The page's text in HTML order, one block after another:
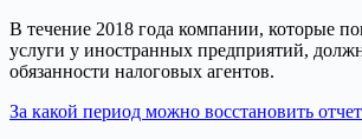
В течение 2018 года компании, которые
услуги у иностранных предприятий,
обязанности налоговых агентов.
За какой период можно восстановить